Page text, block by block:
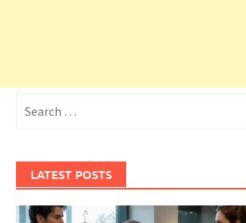
for:
LATEST POSTS